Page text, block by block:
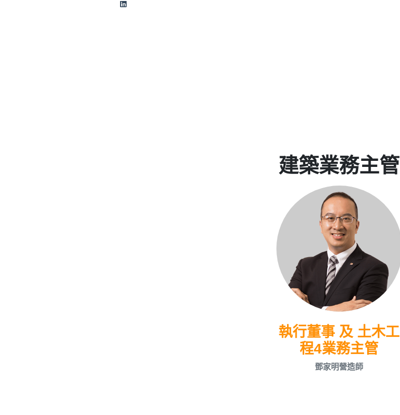
建築業務主管
執行董事 及 土木工
程4業務主管
鄧家明營造師